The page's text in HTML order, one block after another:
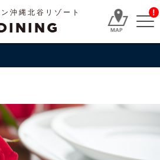
沖縄北谷リゾート !